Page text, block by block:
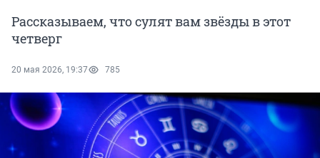
Рассказываем, что сулят вам звёзды в этот
четверг
20 мая 2026, 19:37 785